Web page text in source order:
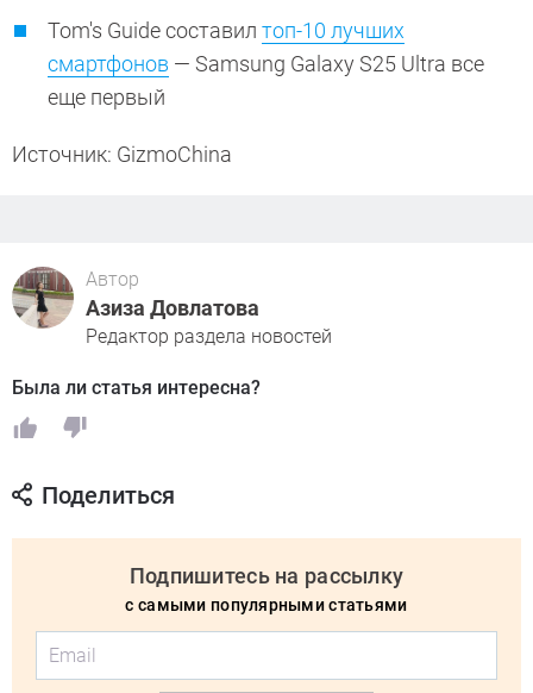
Tom's Guide составил топ-10 лучших
смартфонов — Samsung Galaxy S25 Ultra все
еще первый
Источник: GizmoChina
Автор
Азиза Довлатова
Редактор раздела новостей
Была ли статья интересна?
Поделиться
Подпишитесь на рассылку
с самыми популярными статьями